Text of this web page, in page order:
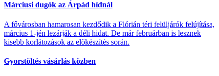
Márciusi dugók az Árpád hídnál
A fővárosban hamarosan kezdődik a Flórián téri felüljárók felújítása,
március 1-jén lezárják a déli hidat. De már februárban is lesznek
kisebb korlátozások az előkészítés során.
Gyorstöltés vásárlás közben